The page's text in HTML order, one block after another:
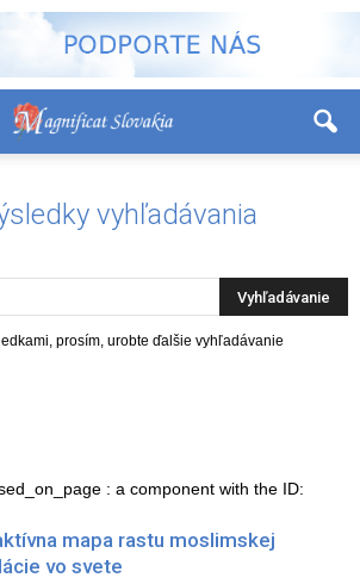
vyhľadávania
prosím, urobte ďalšie vyhľadávanie
: a component with the ID:
mapa rastu moslimskej
vo svete
+